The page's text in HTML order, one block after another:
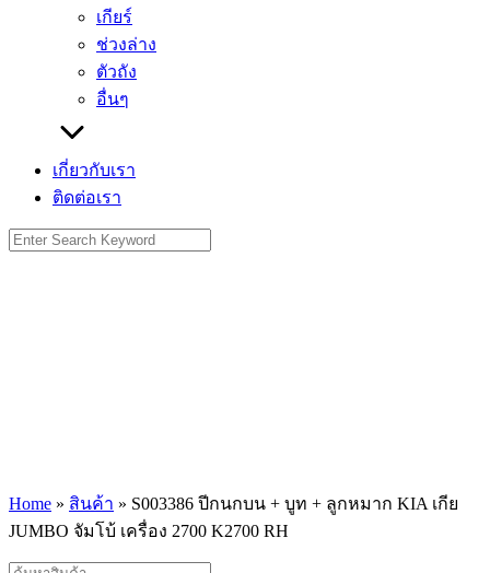
เกียร์
ช่วงล่าง
ตัวถัง
อื่นๆ
เกี่ยวกับเรา
ติดต่อเรา
Search
for:
Home » สินค้า » S003386 ปีกนกบน + บูท + ลูกหมาก KIA เกีย
JUMBO จัมโบ้ เครื่อง 2700 K2700 RH